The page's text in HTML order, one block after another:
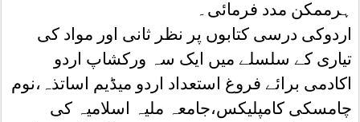
ہرممکن مدد فرمائی۔
اردوکی درسی کتابوں پر نظر ثانی اور مواد کی
تیاری کے سلسلے میں ایک سہ ورکشاپ اردو
اکادمی برائے فروغ استعداد اردو میڈیم اساتذہ،نوم
چامسکی کامپلیکس،جامعہ ملیہ اسلامیہ کی